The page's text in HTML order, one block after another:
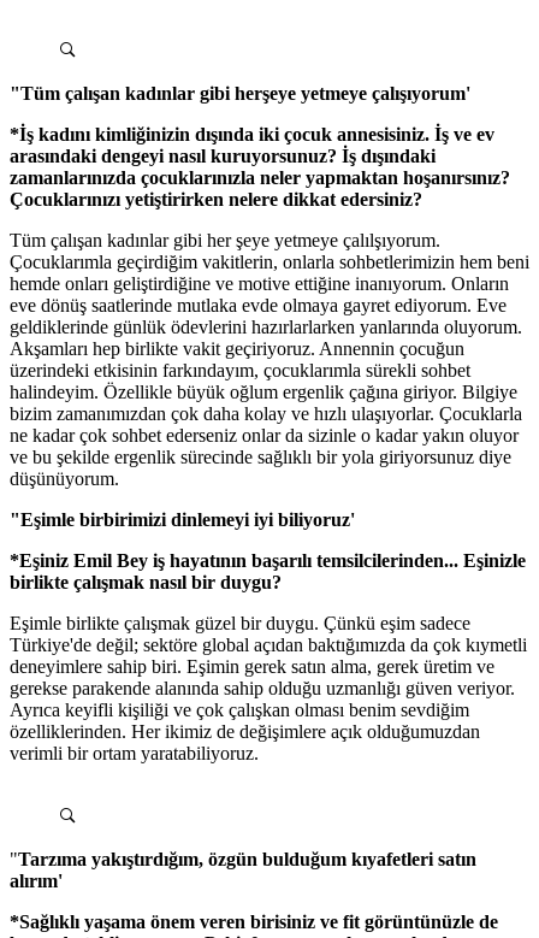
"Tüm çalışan kadınlar gibi herşeye yetmeye çalışıyorum'
*İş kadını kimliğinizin dışında iki çocuk annesisiniz. İş ve ev
arasındaki dengeyi nasıl kuruyorsunuz? İş dışındaki
zamanlarınızda çocuklarınızla neler yapmaktan hoşanırsınız?
Çocuklarınızı yetiştirirken nelere dikkat edersiniz?
Tüm çalışan kadınlar gibi her şeye yetmeye çalılşıyorum.
Çocuklarımla geçirdiğim vakitlerin, onlarla sohbetlerimizin hem beni
hemde onları geliştirdiğine ve motive ettiğine inanıyorum. Onların
eve dönüş saatlerinde mutlaka evde olmaya gayret ediyorum. Eve
geldiklerinde günlük ödevlerini hazırlarlarken yanlarında oluyorum.
Akşamları hep birlikte vakit geçiriyoruz. Annennin çocuğun
üzerindeki etkisinin farkındayım, çocuklarımla sürekli sohbet
halindeyim. Özellikle büyük oğlum ergenlik çağına giriyor. Bilgiye
bizim zamanımızdan çok daha kolay ve hızlı ulaşıyorlar. Çocuklarla
ne kadar çok sohbet ederseniz onlar da sizinle o kadar yakın oluyor
ve bu şekilde ergenlik sürecinde sağlıklı bir yola giriyorsunuz diye
düşünüyorum.
"Eşimle birbirimizi dinlemeyi iyi biliyoruz'
*Eşiniz Emil Bey iş hayatının başarılı temsilcilerinden... Eşinizle
birlikte çalışmak nasıl bir duygu?
Eşimle birlikte çalışmak güzel bir duygu. Çünkü eşim sadece
Türkiye'de değil; sektöre global açıdan baktığımızda da çok kıymetli
deneyimlere sahip biri. Eşimin gerek satın alma, gerek üretim ve
gerekse parakende alanında sahip olduğu uzmanlığı güven veriyor.
Ayrıca keyifli kişiliği ve çok çalışkan olması benim sevdiğim
özelliklerinden. Her ikimiz de değişimlere açık olduğumuzdan
verimli bir ortam yaratabiliyoruz.
"Tarzıma yakıştırdığım, özgün bulduğum kıyafetleri satın
alırım'
*Sağlıklı yaşama önem veren birisiniz ve fit görüntünüzle de